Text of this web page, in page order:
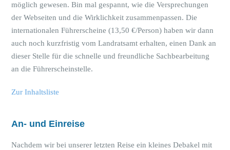
möglich gewesen. Bin mal gespannt, wie die Versprechungen
der Webseiten und die Wirklichkeit zusammenpassen. Die
internationalen Führerscheine (13,50 €/Person) haben wir dann
auch noch kurzfristig vom Landratsamt erhalten, einen Dank an
dieser Stelle für die schnelle und freundliche Sachbearbeitung
an die Führerscheinstelle.
Zur Inhaltsliste
An- und Einreise
Nachdem wir bei unserer letzten Reise ein kleines Debakel mit